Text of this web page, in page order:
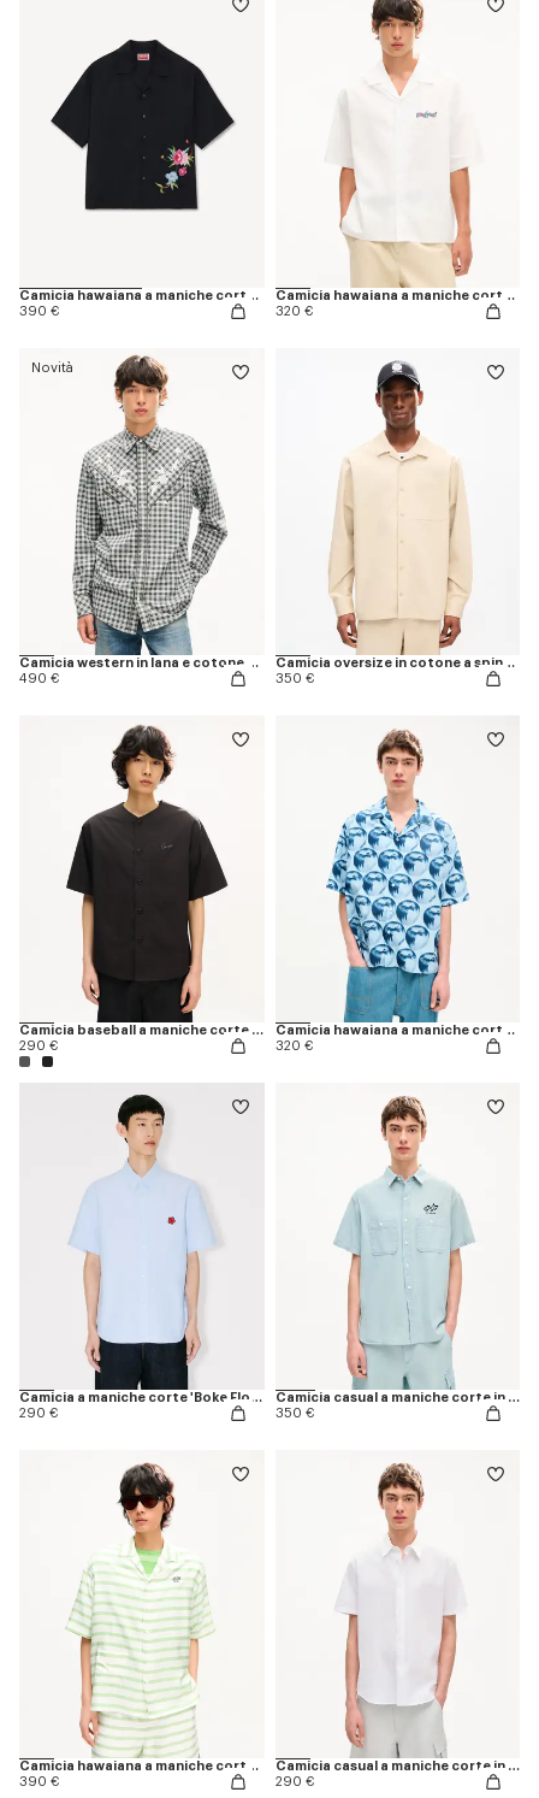
Camicia hawaiana a maniche corte in popeline di cotone 'KENZO Wildflower'
390 €
Camicia hawaiana a maniche corte in popeline di cotone 'KENZO Jumping Tiger'
320 €
Novità
Camicia western in lana e cotone con ricamo 'KENZO Wildflower'
490 €
Camicia oversize in cotone a spina di pesce 'KENZO Signature'
350 €
Camicia baseball a maniche corte in popeline di cotone 'KENZO Signature'
290 €
Camicia hawaiana a maniche corte in cotone 'KENZO Apple Pop'
320 €
Camicia a maniche corte 'Boke Flower' in cotone oxford
290 €
Camicia casual a maniche corte in chambray 'KENZO Sounds'
350 €
Camicia hawaiana a maniche corte in seta 'KENZO Sounds'
390 €
Camicia casual a maniche corte in cotone seersucker 'KENZO Signature'
290 €